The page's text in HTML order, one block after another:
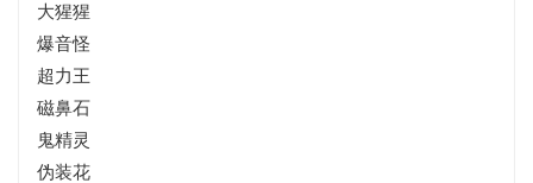
大猩猩
爆音怪
超力王
磁鼻石
鬼精灵
伪装花